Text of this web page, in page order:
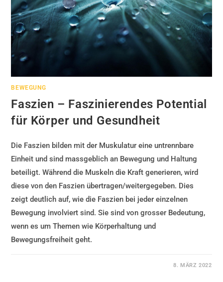
BEWEGUNG
Faszien – Faszinierendes Potential
für Körper und Gesundheit
Die Faszien bilden mit der Muskulatur eine untrennbare
Einheit und sind massgeblich an Bewegung und Haltung
beteiligt. Während die Muskeln die Kraft generieren, wird
diese von den Faszien übertragen/weitergegeben. Dies
zeigt deutlich auf, wie die Faszien bei jeder einzelnen
Bewegung involviert sind. Sie sind von grosser Bedeutung,
wenn es um Themen wie Körperhaltung und
Bewegungsfreiheit geht.
8. MÄRZ 2022